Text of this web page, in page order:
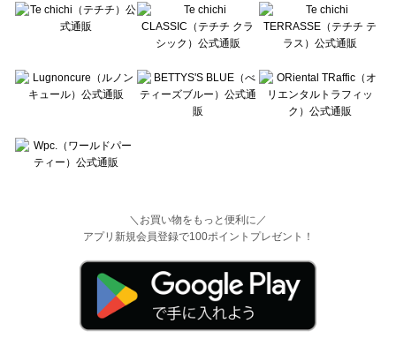
＼お買い物をもっと便利に／
アプリ新規会員登録で100ポイントプレゼント！